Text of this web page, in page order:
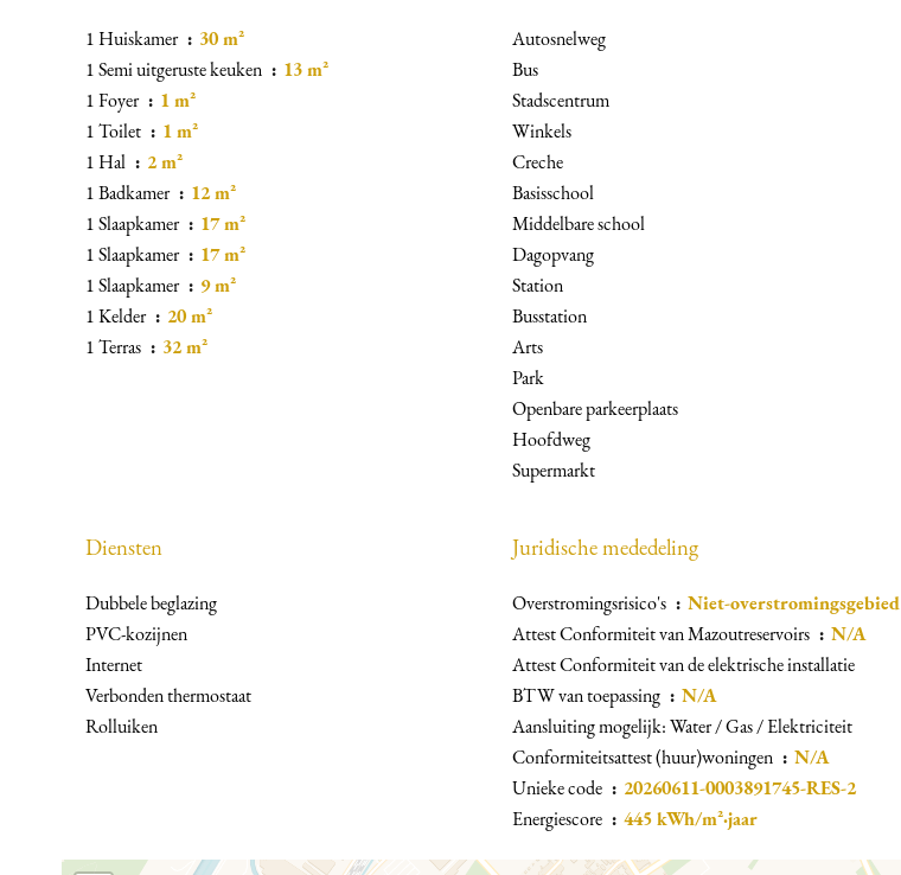
1 Huiskamer
30 m²
1 Semi uitgeruste keuken
13 m²
1 Foyer
1 m²
1 Toilet
1 m²
1 Hal
2 m²
1 Badkamer
12 m²
1 Slaapkamer
17 m²
1 Slaapkamer
17 m²
1 Slaapkamer
9 m²
1 Kelder
20 m²
1 Terras
32 m²
Autosnelweg
Bus
Stadscentrum
Winkels
Creche
Basisschool
Middelbare school
Dagopvang
Station
Busstation
Arts
Park
Openbare parkeerplaats
Hoofdweg
Supermarkt
Diensten
Dubbele beglazing
PVC-kozijnen
Internet
Verbonden thermostaat
Rolluiken
Juridische mededeling
Overstromingsrisico's
Niet-overstromingsgebied
Attest Conformiteit van Mazoutreservoirs
N/A
Attest Conformiteit van de elektrische installatie
BTW van toepassing
N/A
Aansluiting mogelijk: Water / Gas / Elektriciteit
Conformiteitsattest (huur)woningen
N/A
Unieke code
20260611-0003891745-RES-2
Energiescore
445 kWh/m²·jaar